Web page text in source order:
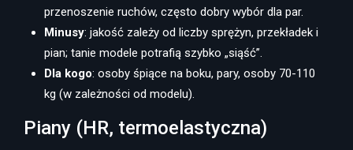
przenoszenie ruchów, często dobry wybór dla par.
Minusy: jakość zależy od liczby sprężyn, przekładek i
pian; tanie modele potrafią szybko „siąść”.
Dla kogo: osoby śpiące na boku, pary, osoby 70-110
kg (w zależności od modelu).
Piany (HR, termoelastyczna)